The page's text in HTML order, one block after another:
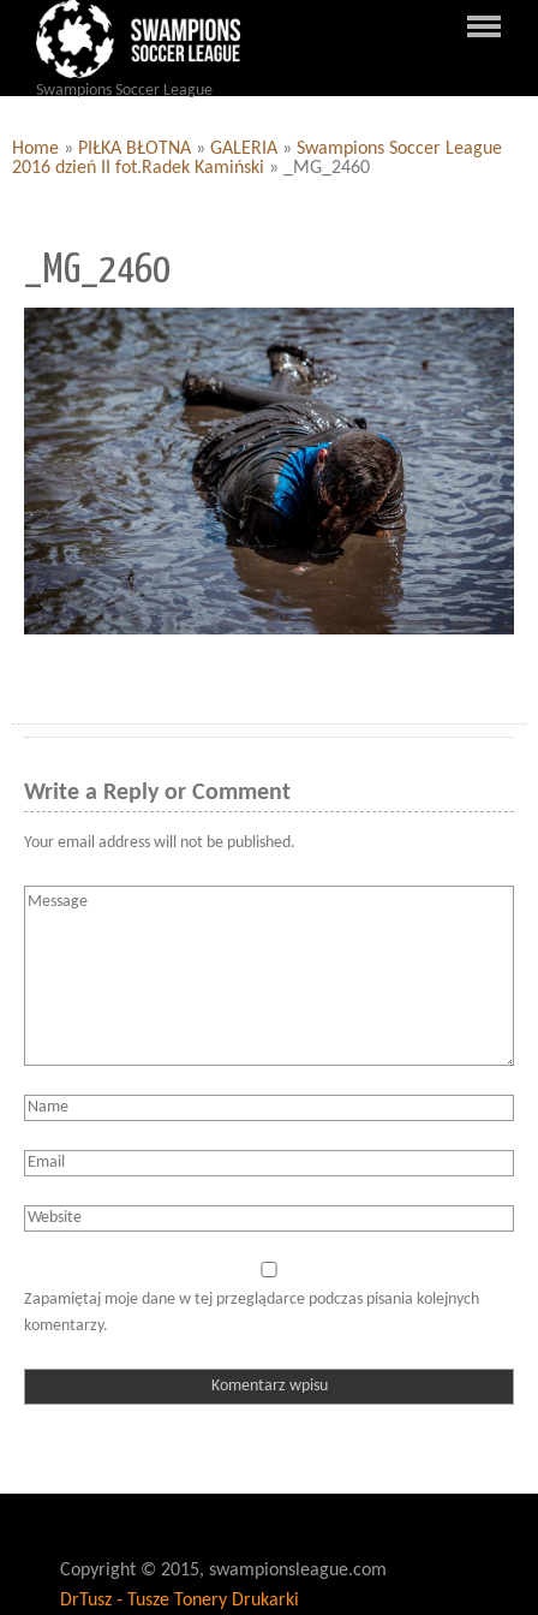
Swampions Soccer League
Home » PIŁKA BŁOTNA » GALERIA » Swampions Soccer League
2016 dzień II fot.Radek Kamiński » _MG_2460
_MG_2460
Write a Reply or Comment
Your email address will not be published.
Zapamiętaj moje dane w tej przeglądarce podczas pisania kolejnych
komentarzy.
Copyright © 2015, swampionsleague.com
DrTusz - Tusze Tonery Drukarki